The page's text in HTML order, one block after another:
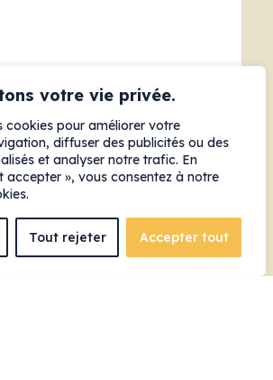
votre vie privée.
cookies pour améliorer votre
diffuser des publicités ou des
et analyser notre trafic. En
accepter », vous consentez à notre
Tout rejeter Accepter tout